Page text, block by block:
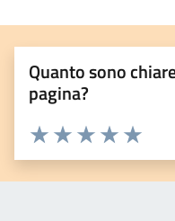
Quanto sono
pagina?
Valuta da 1 a 5 stelle la
Valuta
Valuta 4
Valuta 3 stelle
Valuta 2 stelle su 5
Valuta 1 stelle su 5